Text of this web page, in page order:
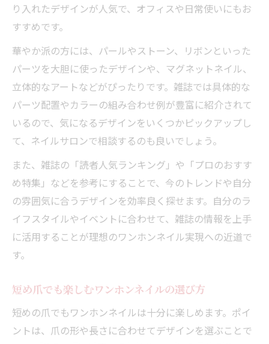
り入れたデザインが人気で、オフィスや日常使いにもお
すすめです。
華やか派の方には、パールやストーン、リボンといった
パーツを大胆に使ったデザインや、マグネットネイル、
立体的なアートなどがぴったりです。雑誌では具体的な
パーツ配置やカラーの組み合わせ例が豊富に紹介されて
いるので、気になるデザインをいくつかピックアップし
て、ネイルサロンで相談するのも良いでしょう。
また、雑誌の「読者人気ランキング」や「プロのおすす
め特集」などを参考にすることで、今のトレンドや自分
の雰囲気に合うデザインを効率良く探せます。自分のラ
イフスタイルやイベントに合わせて、雑誌の情報を上手
に活用することが理想のワンホンネイル実現への近道で
す。
短め爪でも楽しむワンホンネイルの選び方
短めの爪でもワンホンネイルは十分に楽しめます。ポイ
ントは、爪の形や長さに合わせてデザインを選ぶことで